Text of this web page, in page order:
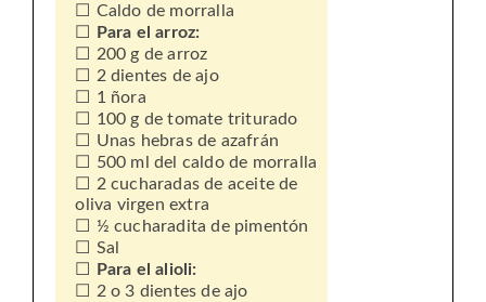
Caldo de morralla
Para el arroz:
200 g de arroz
2 dientes de ajo
1 ñora
100 g de tomate triturado
Unas hebras de azafrán
500 ml del caldo de morralla
2 cucharadas de aceite de
oliva virgen extra
½ cucharadita de pimentón
Sal
Para el alioli:
2 o 3 dientes de ajo